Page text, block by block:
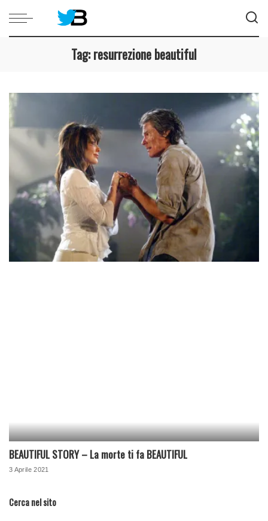
Tag:resurrezione beautiful
BEAUTIFUL STORY – La morte ti fa BEAUTIFUL
3 Aprile 2021
Cerca nel sito